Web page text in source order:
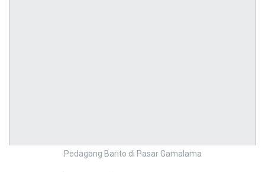
Pedagang Barito di Pasar Gamalama